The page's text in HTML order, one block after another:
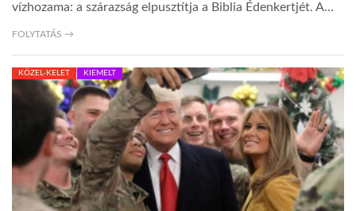
vízhozama: a szárazság elpusztítja a Biblia Édenkertjét. A…
FOLYTATÁS →
KÖZEL-KELET KIEMELT